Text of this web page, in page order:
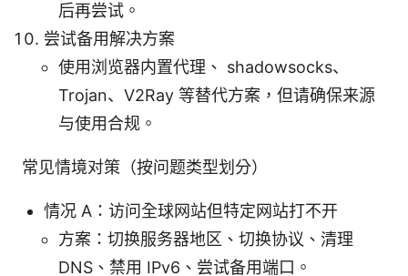
后再尝试。
尝试备用解决方案
使用浏览器内置代理、 shadowsocks、
Trojan、V2Ray 等替代方案，但请确保来源
与使用合规。
常见情境对策（按问题类型划分）
情况 A：访问全球网站但特定网站打不开
方案：切换服务器地区、切换协议、清理
DNS、禁用 IPv6、尝试备用端口。